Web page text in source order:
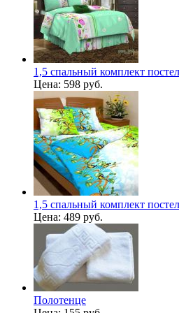
1,5 спальный комплект
Цена: 598 руб.
1,5 спальный комплект
Цена: 489 руб.
Полотенце